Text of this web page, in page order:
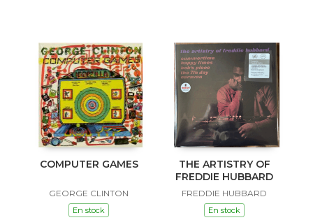
COMPUTER GAMES
GEORGE CLINTON
En stock
THE ARTISTRY OF
FREDDIE HUBBARD
FREDDIE HUBBARD
En stock